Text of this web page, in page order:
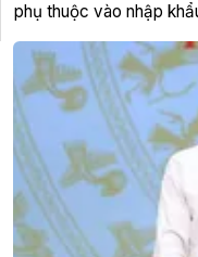
phụ thuộc vào nhập